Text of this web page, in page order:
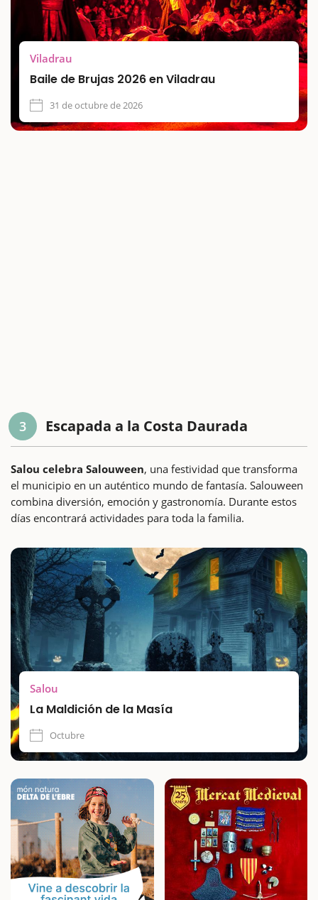
Viladrau
Baile de Brujas 2026 en Viladrau
31 de octubre de 2026
3 Escapada a la Costa Daurada
Salou celebra Salouween, una festividad que transforma
el municipio en un auténtico mundo de fantasía. Salouween
combina diversión, emoción y gastronomía. Durante estos
días encontrará actividades para toda la familia.
Salou
La Maldición de la Masía
Octubre